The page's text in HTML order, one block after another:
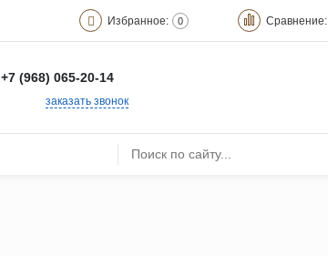
Избранное: 0 Сравнение:
+7 (968) 065-20-14
заказать звонок